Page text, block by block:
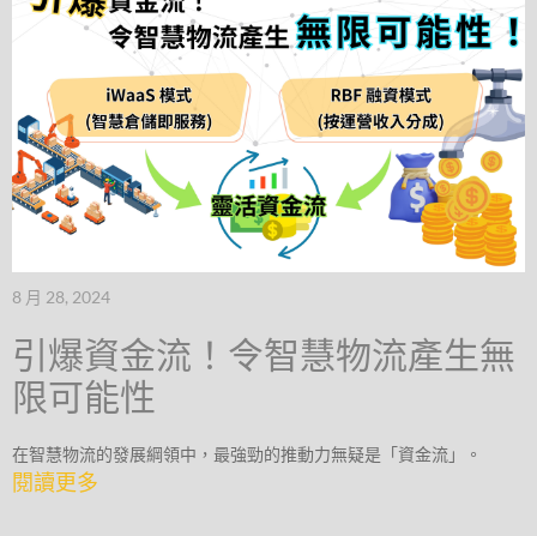
8 月 28, 2024
引爆資金流！令智慧物流產生無
限可能性
在智慧物流的發展綱領中，最強勁的推動力無疑是「資金流」。
閱讀更多